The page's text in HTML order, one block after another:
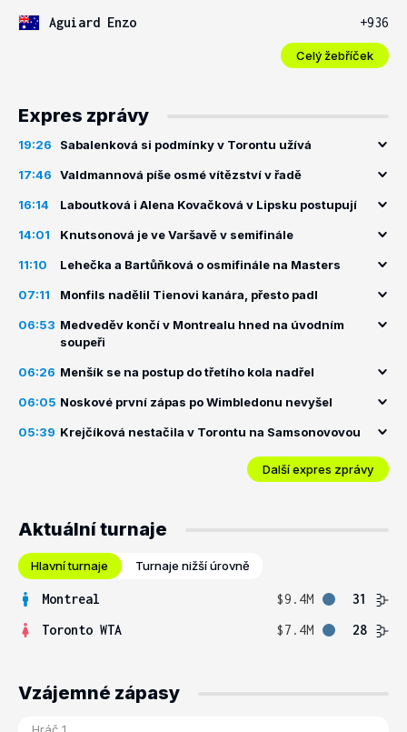
Aguiard Enzo
+936
Celý žebříček
Expres zprávy
19:26 Sabalenková si podmínky v Torontu užívá
17:46 Valdmannová píše osmé vítězství v řadě
16:14 Laboutková i Alena Kovačková v Lipsku postupují
14:01 Knutsonová je ve Varšavě v semifinále
11:10 Lehečka a Bartůňková o osmifinále na Masters
07:11 Monfils nadělil Tienovi kanára, přesto padl
06:53 Medveděv končí v Montrealu hned na úvodním
soupeři
06:26 Menšík se na postup do třetího kola nadřel
06:05 Noskové první zápas po Wimbledonu nevyšel
05:39 Krejčíková nestačila v Torontu na Samsonovovou
Další expres zprávy
Aktuální turnaje
Hlavní turnaje Turnaje nižší úrovně
Montreal $9.4M
31
Toronto WTA
$7.4M 28
Vzájemné zápasy